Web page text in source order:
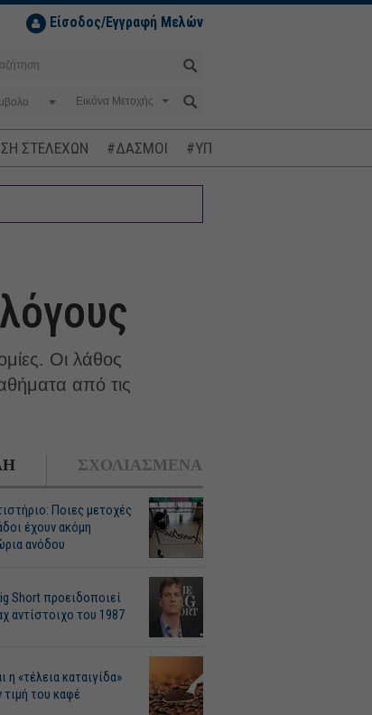
Είσοδος/Εγγραφή Μελών
ΣΤΕΛΕΧΩΝ #ΔΑΣΜΟΙ #ΥΠΟΚΛΟΠΕΣ
Οι λάθος
από τις
ΣΧΟΛΙΑΣΜΕΝΑ
Ποιες μετοχές
έχουν ακόμη
ανόδου
Short προειδοποιεί
αντίστοιχο του 1987
η «τέλεια καταιγίδα»
τιμή του καφέ